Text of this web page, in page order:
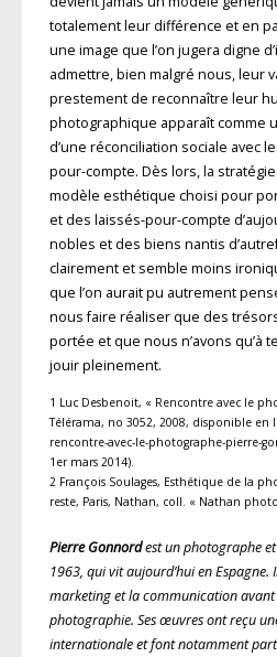
totalement leur différence et en
une image que l’on jugera digne
admettre, bien malgré nous, leur
prestement de reconnaître leur
photographique apparaît comme
d’une réconciliation sociale avec
pour-compte. Dès lors, la
modèle esthétique choisi pour
et des laissés-pour-compte
nobles et des biens nantis
clairement et semble moins
que l’on aurait pu autrement
nous faire réaliser que des
portée et que nous n’avons qu’à
jouir pleinement.
1 Luc Desbenoit, « Rencontre avec le
Télérama, no 3052, 2008, disponible en
rencontre-avec-le-photographe-pierre-
1er mars 2014).
2 François Soulages, Esthétique de la
reste, Paris, Nathan, coll. « Nathan
Pierre Gonnordest un photographe
1963, qui vit aujourd’hui en Espagne.
marketing et la communication avant
photographie. Ses œuvres ont reçu
internationale et font notamment